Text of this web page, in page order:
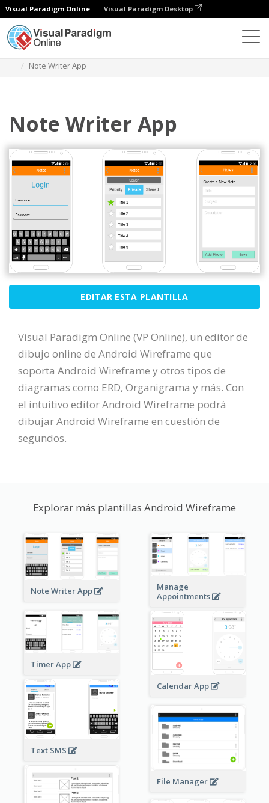
Visual Paradigm Online Visual Paradigm Desktop
Note Writer App
Note Writer App
EDITAR ESTA PLANTILLA
Visual Paradigm Online (VP Online), un editor de
dibujo online de Android Wireframe que
soporta Android Wireframe y otros tipos de
diagramas como ERD, Organigrama y más. Con
el intuitivo editor Android Wireframe podrá
dibujar Android Wireframe en cuestión de
segundos.
Explorar más plantillas Android Wireframe
Note Writer App
Manage
Appointments
Timer App
Calendar App
Text SMS
File Manager